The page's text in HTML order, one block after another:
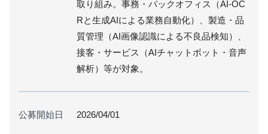
取り組み。事務・バックオフィス（AI-OC
Rと生成AIによる業務自動化）、製造・品
質管理（AI画像認識による不良品検知）、
接客・サービス（AIチャットボット・音声
解析）等が対象。
公募開始日 2026/04/01